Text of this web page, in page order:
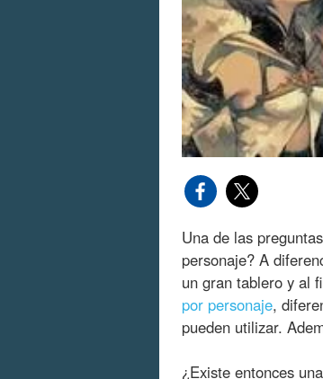
Una de las
personaje? A
un gran tablero y al
por personaje,
pueden utilizar.
¿Existe entonces